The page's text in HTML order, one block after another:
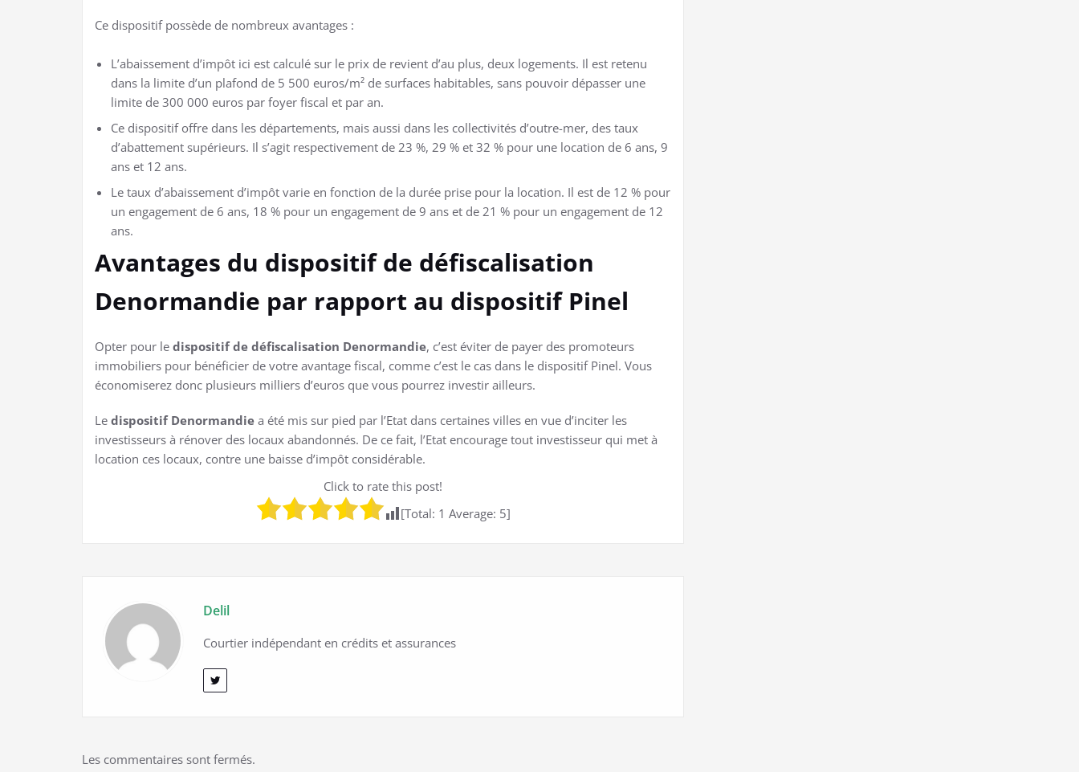
Ce dispositif possède de nombreux avantages :
L’abaissement d’impôt ici est calculé sur le prix de revient d’au plus, deux logements. Il est retenu
dans la limite d’un plafond de 5 500 euros/m² de surfaces habitables, sans pouvoir dépasser une
limite de 300 000 euros par foyer fiscal et par an.
Ce dispositif offre dans les départements, mais aussi dans les collectivités d’outre-mer, des taux
d’abattement supérieurs. Il s’agit respectivement de 23 %, 29 % et 32 % pour une location de 6 ans, 9
ans et 12 ans.
Le taux d’abaissement d’impôt varie en fonction de la durée prise pour la location. Il est de 12 % pour
un engagement de 6 ans, 18 % pour un engagement de 9 ans et de 21 % pour un engagement de 12
ans.
Avantages du dispositif de défiscalisation
Denormandie par rapport au dispositif Pinel
Opter pour le dispositif de défiscalisation Denormandie, c’est éviter de payer des promoteurs
immobiliers pour bénéficier de votre avantage fiscal, comme c’est le cas dans le dispositif Pinel. Vous
économiserez donc plusieurs milliers d’euros que vous pourrez investir ailleurs.
Le dispositif Denormandie a été mis sur pied par l’Etat dans certaines villes en vue d’inciter les
investisseurs à rénover des locaux abandonnés. De ce fait, l’Etat encourage tout investisseur qui met à
location ces locaux, contre une baisse d’impôt considérable.
Click to rate this post!
[Total: 1 Average: 5]
Delil
Courtier indépendant en crédits et assurances
Les commentaires sont fermés.